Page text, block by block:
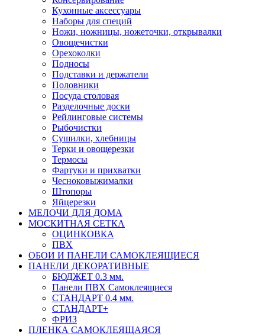
Кухонные аксессуары
Наборы для специй
Ножи, ножницы, ножеточки, открывалки
Овощечистки
Орехоколки
Подносы
Подставки и держатели
Половники
Посуда столовая
Разделочные доски
Рейлинговые системы
Рыбочистки
Сушилки, хлебницы
Терки и овощерезки
Термосы
Фартуки и прихватки
Чесноковыжималки
Штопоры
Яйцерезки
МЕЛОЧИ ДЛЯ ДОМА
МОСКИТНАЯ СЕТКА
ОЦИНКОВКА
ПВХ
ОБОИ И ПАНЕЛИ САМОКЛЕЯЩИЕСЯ
ПАНЕЛИ ДЕКОРАТИВНЫЕ
БЮДЖЕТ 0.3 мм.
Панели ПВХ Самоклеящиеся
СТАНДАРТ 0.4 мм.
СТАНДАРТ+
ФРИЗ
ПЛЕНКА САМОКЛЕЯЩАЯСЯ